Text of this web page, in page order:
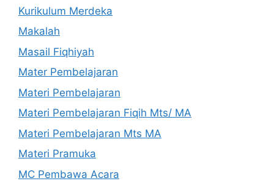
Kurikulum Merdeka
Makalah
Masail Fiqhiyah
Mater Pembelajaran
Materi Pembelajaran
Materi Pembelajaran Fiqih Mts/ MA
Materi Pembelajaran Mts MA
Materi Pramuka
MC Pembawa Acara